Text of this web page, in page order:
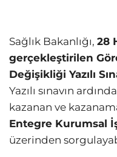
Sağlık Bakanlığı, 28
gerçekleştirilen
Değişikliği Yazılı
Yazılı sınavın
kazanan ve
Entegre Kurumsal
üzerinden